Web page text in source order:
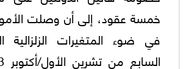
خمسة عقود، إلى أن وصلت
في ضوء المتغيرات الزلزالية